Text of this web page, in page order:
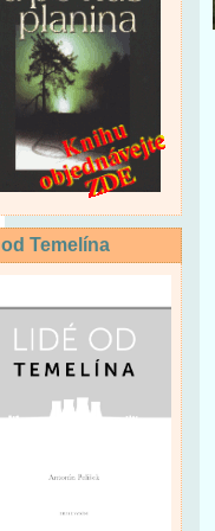
Temelína